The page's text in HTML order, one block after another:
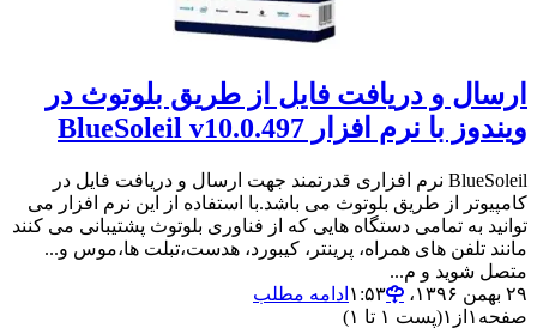
ارسال و دریافت فایل از طریق بلوتوث در
ویندوز با نرم افزار BlueSoleil v10.0.497
BlueSoleil نرم افزاری قدرتمند جهت ارسال و دریافت فایل در
کامپیوتر از طریق بلوتوث می باشد.با استفاده از این نرم افزار می
توانید به تمامی دستگاه هایی که از فناوری بلوتوث پشتیبانی می کنند
مانند تلفن های همراه، پرینتر، کیبورد، هدست،تبلت ها،موس و...
متصل شوید و م...
۲۹ بهمن ۱۳۹۶،‏ ۱:۵۳
ادامه مطلب
صفحه ۱ از ۱(پست ۱ تا ۱)